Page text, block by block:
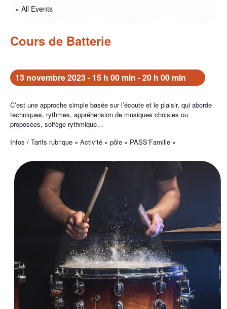
« All Events
Cours de Batterie
13 novembre 2023 - 15 h 00 min -20 h 00 min
C’est une approche simple basée sur l’écoute et le plaisir, qui aborde
techniques, rythmes, appréhension de musiques choisies ou
proposées, solfège rythmique…
Infos / Tarifs rubrique « Activité » pôle « PASS’Famille »